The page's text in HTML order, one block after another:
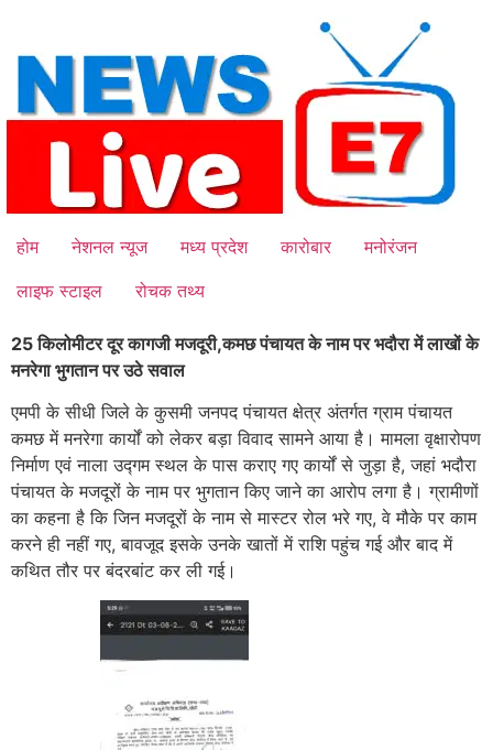
content
होम नेशनल न्यूज मध्य प्रदेश कारोबार
मनोरंजन
लाइफ स्टाइल
रोचक तथ्य
25 किलोमीटर दूर कागजी मजदूरी,कमछ पंचायत के नाम पर भदौरा में लाखों के
मनरेगा भुगतान पर उठे सवाल
एमपी के सीधी जिले के कुसमी जनपद पंचायत क्षेत्र अंतर्गत ग्राम पंचायत
कमछ में मनरेगा कार्यों को लेकर बड़ा विवाद सामने आया है। मामला वृक्षारोपण
निर्माण एवं नाला उद्गम स्थल के पास कराए गए कार्यों से जुड़ा है, जहां भदौरा
पंचायत के मजदूरों के नाम पर भुगतान किए जाने का आरोप लगा है। ग्रामीणों
का कहना है कि जिन मजदूरों के नाम से मास्टर रोल भरे गए, वे मौके पर काम
करने ही नहीं गए, बावजूद इसके उनके खातों में राशि पहुंच गई और बाद में
कथित तौर पर बंदरबांट कर ली गई।